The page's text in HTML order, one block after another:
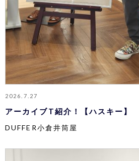
2026.7.27
アーカイブT紹介！【ハスキー】
DUFFER小倉井筒屋